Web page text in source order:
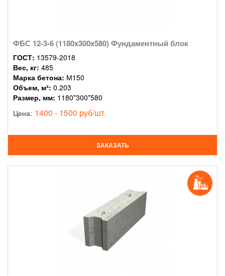
ФБС 12-3-6 (1180x300x580) Фундаментный блок
ГОСТ: 13579-2018
Вес, кг: 485
Марка бетона: М150
Объем, м³: 0.203
Размер, мм: 1180*300*580
Цена: 1400 - 1500 руб/шт.
ЗАКАЗАТЬ